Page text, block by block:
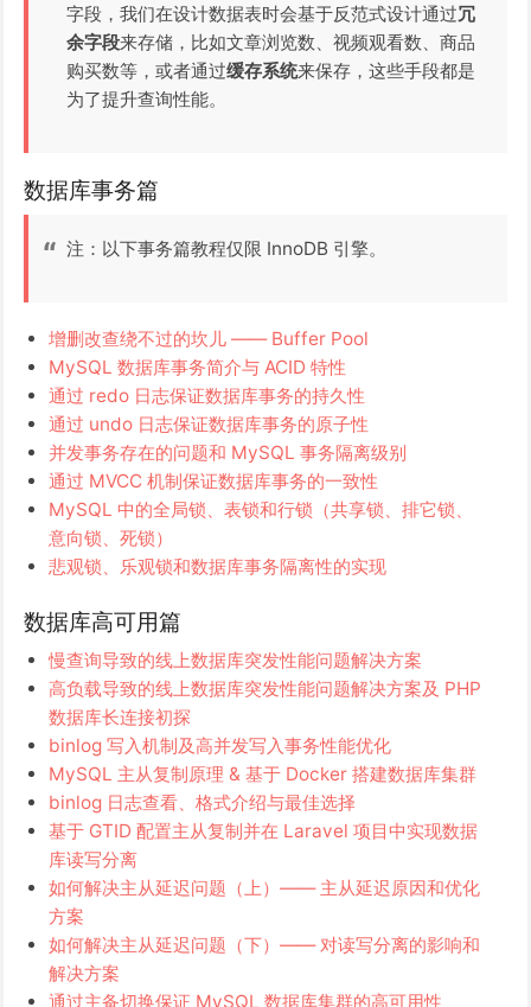
字段，我们在设计数据表时会基于反范式设计通过冗
余字段来存储，比如文章浏览数、视频观看数、商品
购买数等，或者通过缓存系统来保存，这些手段都是
为了提升查询性能。
数据库事务篇
注：以下事务篇教程仅限 InnoDB 引擎。
增删改查绕不过的坎儿 —— Buffer Pool
MySQL 数据库事务简介与 ACID 特性
通过 redo 日志保证数据库事务的持久性
通过 undo 日志保证数据库事务的原子性
并发事务存在的问题和 MySQL 事务隔离级别
通过 MVCC 机制保证数据库事务的一致性
MySQL 中的全局锁、表锁和行锁（共享锁、排它锁、
意向锁、死锁）
悲观锁、乐观锁和数据库事务隔离性的实现
数据库高可用篇
慢查询导致的线上数据库突发性能问题解决方案
高负载导致的线上数据库突发性能问题解决方案及 PHP
数据库长连接初探
binlog 写入机制及高并发写入事务性能优化
MySQL 主从复制原理 & 基于 Docker 搭建数据库集群
binlog 日志查看、格式介绍与最佳选择
基于 GTID 配置主从复制并在 Laravel 项目中实现数据
库读写分离
如何解决主从延迟问题（上）—— 主从延迟原因和优化
方案
如何解决主从延迟问题（下）—— 对读写分离的影响和
解决方案
通过主备切换保证 MySQL 数据库集群的高可用性